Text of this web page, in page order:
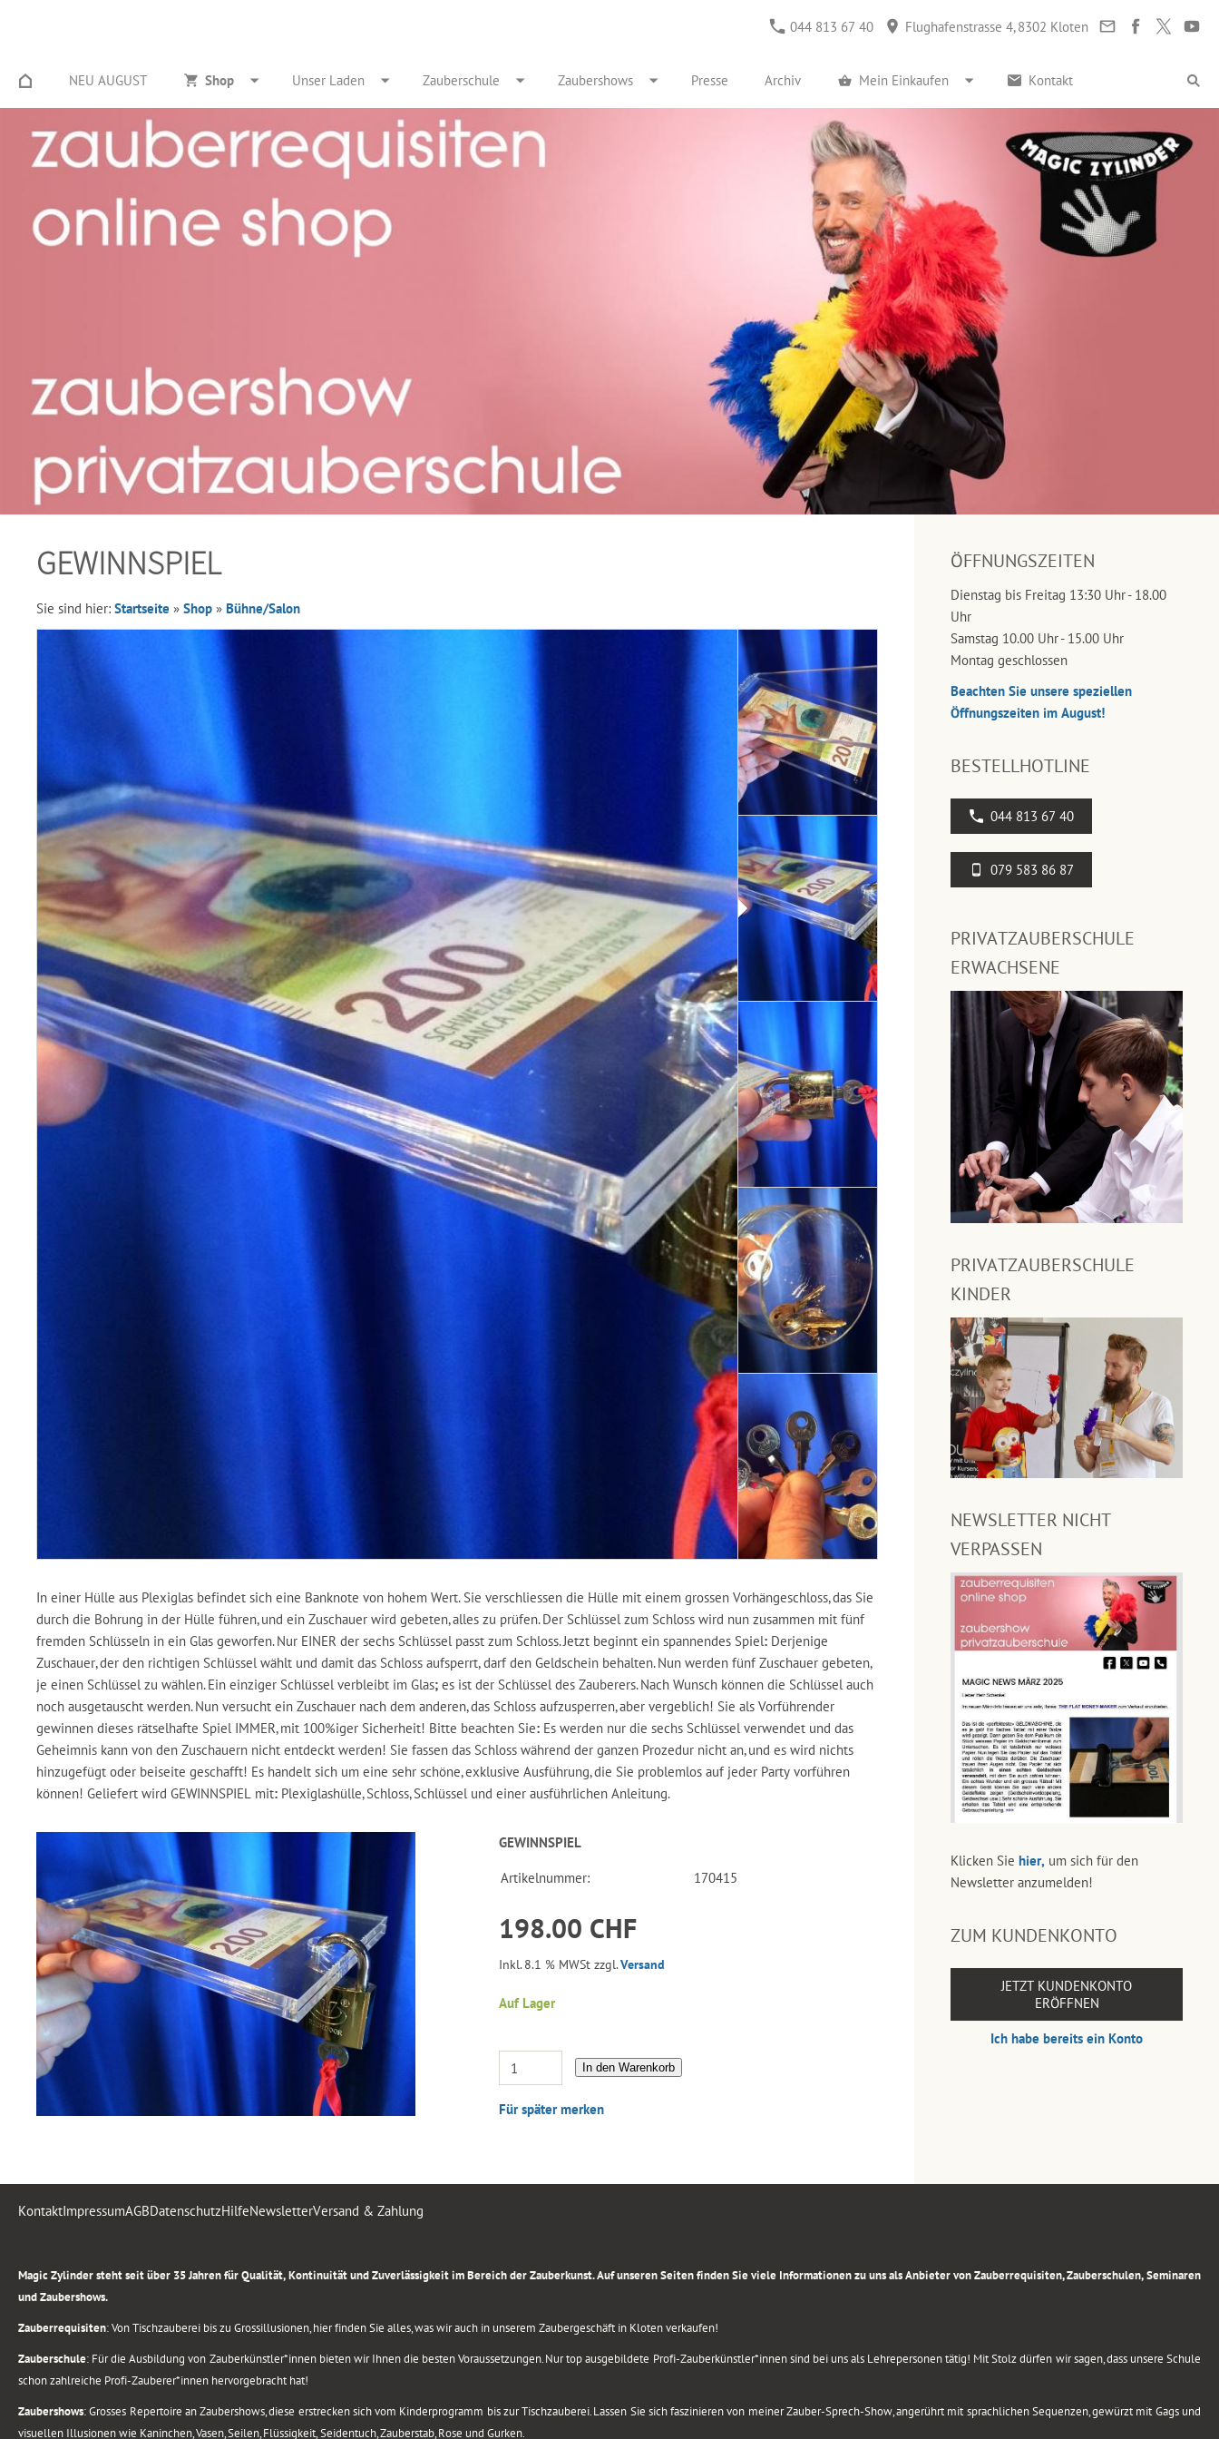
044 813 67 40 Flughafenstrasse 4, 8302 Kloten
NEU AUGUST Shop Unser Laden Zauberschule Zaubershows Presse Archiv Mein Einkaufen Kontakt
GEWINNSPIEL
Sie sind hier: Startseite » Shop » Bühne/Salon
In einer Hülle aus Plexiglas befindet sich eine Banknote von hohem Wert. Sie verschliessen die Hülle mit einem grossen Vorhängeschloss, das Sie
durch die Bohrung in der Hülle führen, und ein Zuschauer wird gebeten, alles zu prüfen. Der Schlüssel zum Schloss wird nun zusammen mit fünf
fremden Schlüsseln in ein Glas geworfen. Nur EINER der sechs Schlüssel passt zum Schloss. Jetzt beginnt ein spannendes Spiel: Derjenige
Zuschauer, der den richtigen Schlüssel wählt und damit das Schloss aufsperrt, darf den Geldschein behalten. Nun werden fünf Zuschauer gebeten,
je einen Schlüssel zu wählen. Ein einziger Schlüssel verbleibt im Glas; es ist der Schlüssel des Zauberers. Nach Wunsch können die Schlüssel auch
noch ausgetauscht werden. Nun versucht ein Zuschauer nach dem anderen, das Schloss aufzusperren, aber vergeblich! Sie als Vorführender
gewinnen dieses rätselhafte Spiel IMMER, mit 100%iger Sicherheit! Bitte beachten Sie: Es werden nur die sechs Schlüssel verwendet und das
Geheimnis kann von den Zuschauern nicht entdeckt werden! Sie fassen das Schloss während der ganzen Prozedur nicht an, und es wird nichts
hinzugefügt oder beiseite geschafft! Es handelt sich um eine sehr schöne, exklusive Ausführung, die Sie problemlos auf jeder Party vorführen
können! Geliefert wird GEWINNSPIEL mit: Plexiglashülle, Schloss, Schlüssel und einer ausführlichen Anleitung.
GEWINNSPIEL
Artikelnummer: 170415
198.00 CHF
Inkl. 8.1 % MWSt zzgl.Versand
Auf Lager
In den Warenkorb
Für später merken
ÖFFNUNGSZEITEN
Dienstag bis Freitag 13:30 Uhr - 18.00
Uhr
Samstag 10.00 Uhr - 15.00 Uhr
Montag geschlossen
Beachten Sie unsere speziellen
Öffnungszeiten im August!
BESTELLHOTLINE
044 813 67 40
079 583 86 87
PRIVATZAUBERSCHULE
ERWACHSENE
PRIVATZAUBERSCHULE
KINDER
NEWSLETTER NICHT
VERPASSEN
Klicken Sie hier, um sich für den
Newsletter anzumelden!
ZUM KUNDENKONTO
JETZT KUNDENKONTO
ERÖFFNEN
Ich habe bereits ein Konto
KontaktImpressumAGBDatenschutzHilfeNewsletterVersand & Zahlung
Magic Zylinder steht seit über 35 Jahren für Qualität, Kontinuität und Zuverlässigkeit im Bereich der Zauberkunst. Auf unseren Seiten finden Sie viele Informationen zu uns als Anbieter von Zauberrequisiten, Zauberschulen, Seminaren
und Zaubershows.
Zauberrequisiten: Von Tischzauberei bis zu Grossillusionen, hier finden Sie alles, was wir auch in unserem Zaubergeschäft in Kloten verkaufen!
Zauberschule: Für die Ausbildung von Zauberkünstler*innen bieten wir Ihnen die besten Voraussetzungen. Nur top ausgebildete Profi-Zauberkünstler*innen sind bei uns als Lehrepersonen tätig! Mit Stolz dürfen wir sagen, dass unsere Schule
schon zahlreiche Profi-Zauberer*innen hervorgebracht hat!
Zaubershows: Grosses Repertoire an Zaubershows, diese erstrecken sich vom Kinderprogramm bis zur Tischzauberei. Lassen Sie sich faszinieren von meiner Zauber-Sprech-Show, angerührt mit sprachlichen Sequenzen, gewürzt mit Gags und
visuellen Illusionen wie Kaninchen, Vasen, Seilen, Flüssigkeit, Seidentuch, Zauberstab, Rose und Gurken.